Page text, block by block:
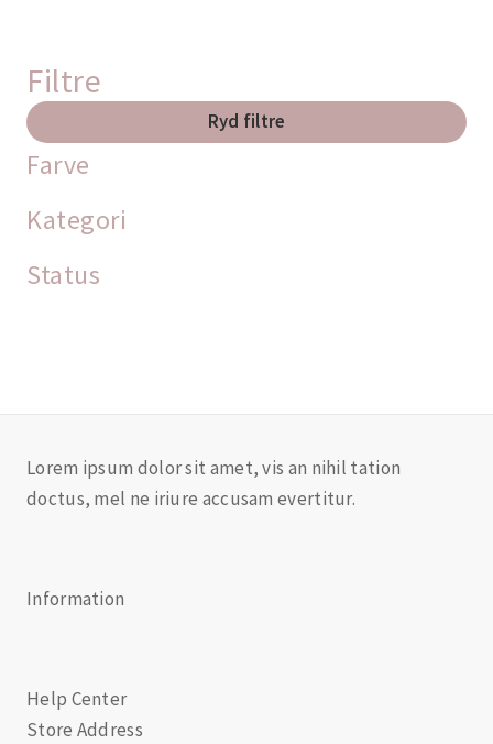
Filtre
Ryd filtre
Farve
Kategori
Status
Lorem ipsum dolor sit amet, vis an nihil tation
doctus, mel ne iriure accusam evertitur.
Information
Help Center
Store Address